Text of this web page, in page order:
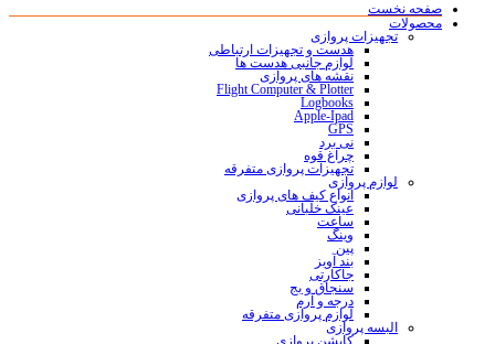
صفحه نخست
محصولات
تجهیزات پروازی
هدست و تجهیزات ارتباطی
لوازم جانبی هدست ها
نقشه های پروازی
Flight Computer & Plotter
Logbooks
Apple-Ipad
GPS
نی برد
چراغ قوه
تجهیزات پروازی متفرقه
لوازم پروازی
انواع کیف های پروازی
عینک خلبانی
ساعت
وینگ
پین
بند آویز
جاکارتی
سنجاق و بج
درجه و آرم
لوازم پروازی متفرقه
البسه پروازی